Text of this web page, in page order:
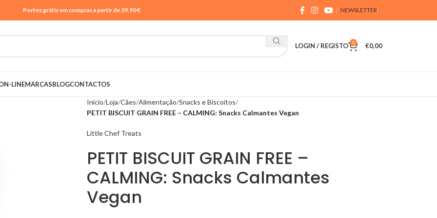
Portes grátis em compras a partir de 39,90 € NEWSLETTER
LOGIN / REGISTO 0 €0,00
LINEMARCASBLOGCONTACTOS
Início Loja Cães Alimentação Snacks e Biscoitos
PETIT BISCUIT GRAIN FREE – CALMING: Snacks Calmantes Vegan
Little Chef Treats
PETIT BISCUIT GRAIN FREE –
CALMING: Snacks Calmantes
Vegan